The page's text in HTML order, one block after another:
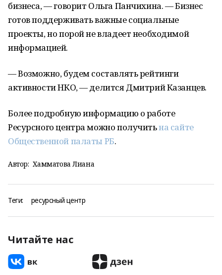
бизнеса, — говорит Ольга Панчихина. — Бизнес
готов поддерживать важные социальные
проекты, но порой не владеет необходимой
информацией.
— Возможно, будем составлять рейтинги
активности НКО, — делится Дмитрий Казанцев.
Более подробную информацию о работе
Ресурсного центра можно получитьна сайте
Общественной палаты РБ.
Автор: Хамматова Лиана
Теги: ресурсный центр
Читайте нас